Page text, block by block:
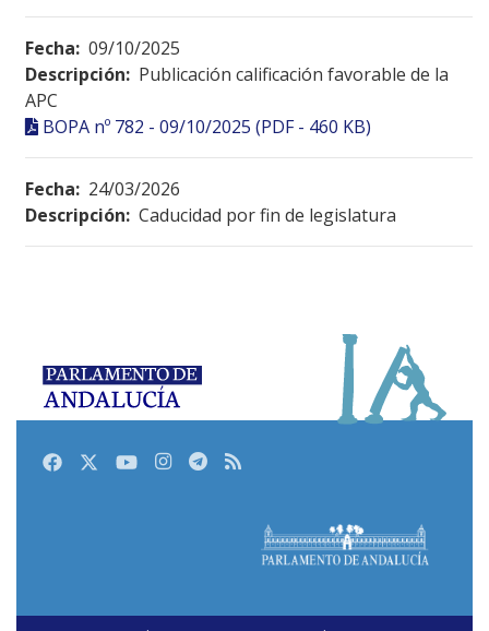
Fecha: 09/10/2025
Descripción: Publicación calificación favorable de la
APC
BOPA nº 782 - 09/10/2025 (PDF - 460 KB)
Fecha: 24/03/2026
Descripción: Caducidad por fin de legislatura
FacebookTwitterYoutubeInstagram
Telegram
RSS